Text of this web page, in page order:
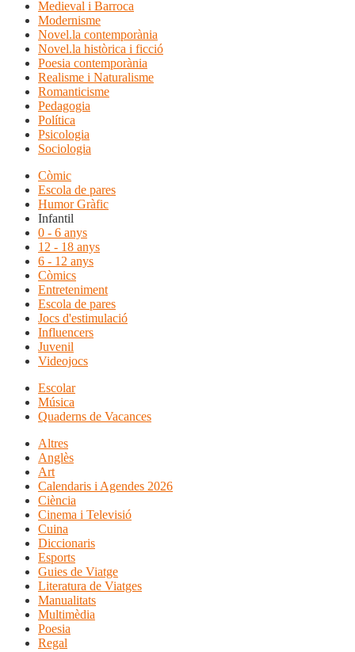
Medieval i Barroca
Modernisme
Novel.la contemporània
Novel.la històrica i ficció
Poesia contemporània
Realisme i Naturalisme
Romanticisme
Pedagogia
Política
Psicologia
Sociologia
Còmic
Escola de pares
Humor Gràfic
Infantil
0 - 6 anys
12 - 18 anys
6 - 12 anys
Còmics
Entreteniment
Escola de pares
Jocs d'estimulació
Influencers
Juvenil
Videojocs
Escolar
Música
Quaderns de Vacances
Altres
Anglès
Art
Calendaris i Agendes 2026
Ciència
Cinema i Televisió
Cuina
Diccionaris
Esports
Guies de Viatge
Literatura de Viatges
Manualitats
Multimèdia
Poesia
Regal